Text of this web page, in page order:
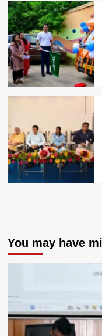
You may have